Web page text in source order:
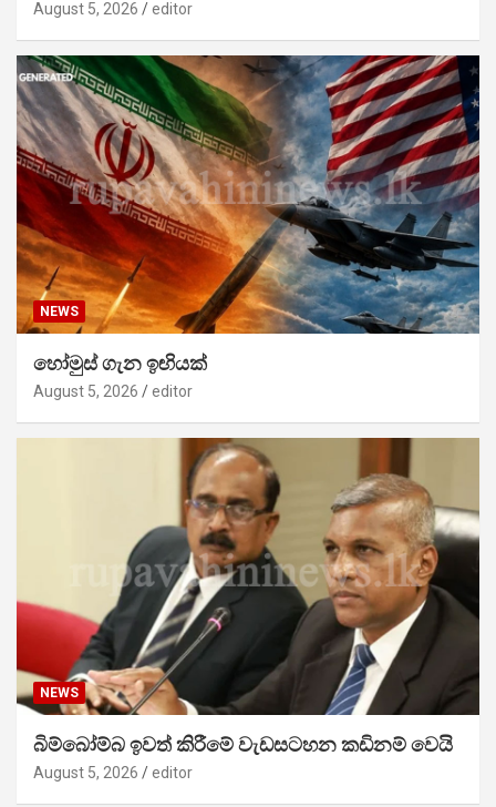
August 5, 2026 editor
NEWS
හෝමුස් ගැන ඉඟියක්
August 5, 2026 editor
NEWS
බිම්බෝම්බ ඉවත් කිරීමේ වැඩසටහන කඩිනම් වෙයි
August 5, 2026 editor